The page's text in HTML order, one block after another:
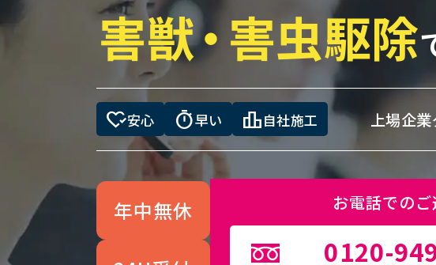
害獣・害虫駆除
heart_check安心 timer早い leaderboard自社施工 上場企業
年中無休 お電話での
0120-